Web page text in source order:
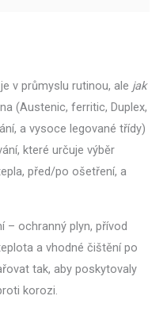
v průmyslu rutinou, ale jak
(Austenic, ferritic, Duplex,
a vysoce legované třídy)
které určuje výběr
před/po ošetření, a
– ochranný plyn, přívod
a vhodné čištění po
tak, aby poskytovaly
korozi.